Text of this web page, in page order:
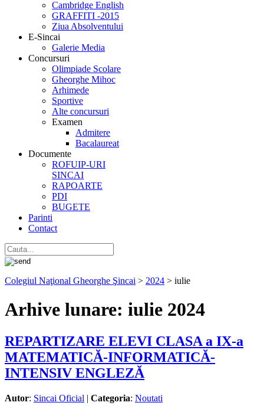
Cambridge English
GRAFFITI -2015
Ziua Absolventului
E-Sincai
Galerie Media
Concursuri
Olimpiade Scolare
Gheorghe Mihoc
Arhimede
Sportive
Alte concursuri
Examen
Admitere
Bacalaureat
Documente
ROFUIP-URI
SINCAI
RAPOARTE
PDI
BUGETE
Parinti
Contact
Colegiul Naţional Gheorghe Şincai > 2024 > iulie
Arhive lunare: iulie 2024
REPARTIZARE ELEVI CLASA a IX-a
MATEMATICĂ-INFORMATICĂ-
INTENSIV ENGLEZĂ
Autor: Sincai Oficial | Categoria: Noutati